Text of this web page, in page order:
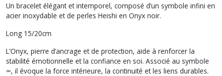
Un bracelet élégant et intemporel, composé d’un symbole infini en
acier inoxydable et de perles Heishi en Onyx noir.
Long 15/20cm
L’Onyx, pierre d’ancrage et de protection, aide à renforcer la
stabilité émotionnelle et la confiance en soi. Associé au symbole
∞, il évoque la force intérieure, la continuité et les liens durables.